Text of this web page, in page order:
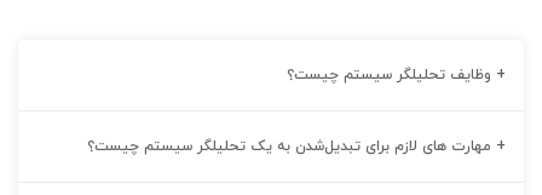
+ وظایف تحلیلگر سیستم چیست؟
+ مهارت های لازم برای تبدیل‌شدن به یک تحلیلگر سیستم چیست؟